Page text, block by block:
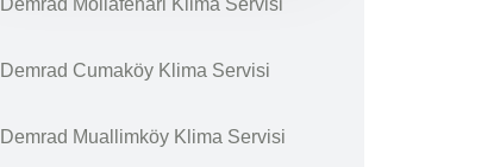
Demrad Mollafenari Klima Servisi
Demrad Cumaköy Klima Servisi
Demrad Muallimköy Klima Servisi